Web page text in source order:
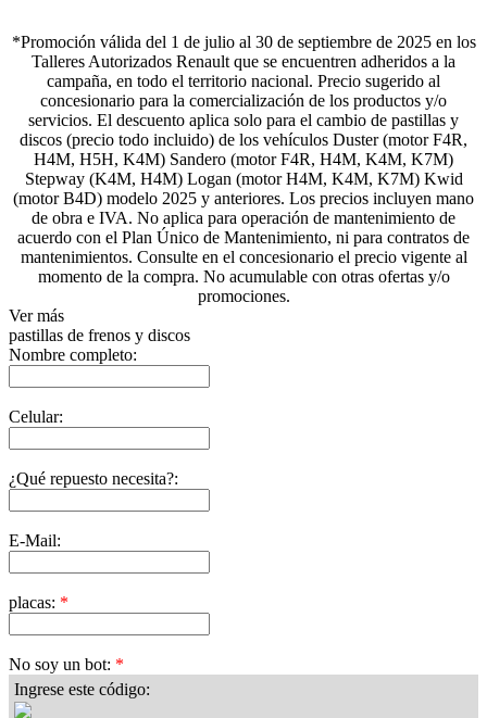
*Promoción válida del 1 de julio al 30 de septiembre de 2025 en los
Talleres Autorizados Renault que se encuentren adheridos a la
campaña, en todo el territorio nacional. Precio sugerido al
concesionario para la comercialización de los productos y/o
servicios. El descuento aplica solo para el cambio de pastillas y
discos (precio todo incluido) de los vehículos Duster (motor F4R,
H4M, H5H, K4M) Sandero (motor F4R, H4M, K4M, K7M)
Stepway (K4M, H4M) Logan (motor H4M, K4M, K7M) Kwid
(motor B4D) modelo 2025 y anteriores. Los precios incluyen mano
de obra e IVA. No aplica para operación de mantenimiento de
acuerdo con el Plan Único de Mantenimiento, ni para contratos de
mantenimientos. Consulte en el concesionario el precio vigente al
momento de la compra. No acumulable con otras ofertas y/o
promociones.
Ver más
pastillas de frenos y discos
Nombre completo:
Celular:
¿Qué repuesto necesita?:
E-Mail:
placas: *
No soy un bot: *
Ingrese este código: